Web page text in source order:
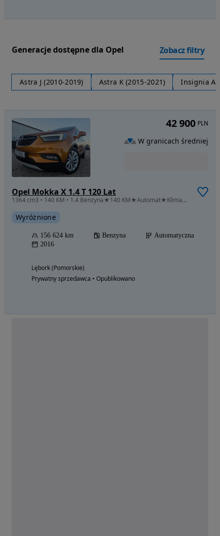
Generacje dostępne dla Opel Zobacz filtry
Astra J (2010-2019) Astra K (2015-2021) Insignia A
Opel Mokka X 1.4 T 120 Lat
1364 cm3 • 140 KM • 1.4 Benzyna★140 KM★Automat★Klima★ Nawigacja
Wyróżnione
156 624 km Benzyna
Automatyczna
2016
Lębork (Pomorskie)
Prywatny sprzedawca • Opublikowano
42 900 PLN
W granicach średniej